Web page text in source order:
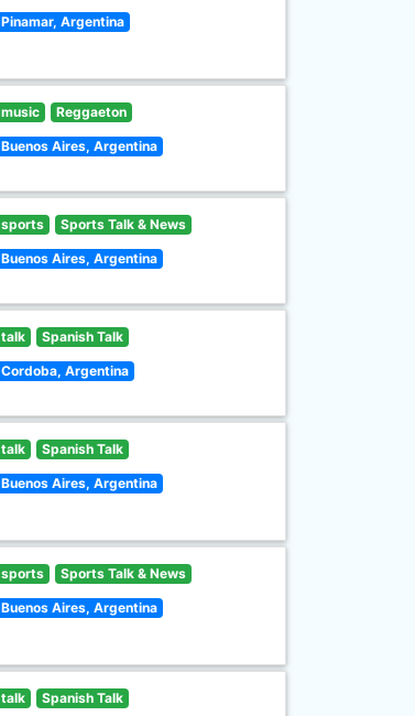
Pinamar, Argentina
music Reggaeton
Buenos Aires, Argentina
sports Sports Talk & News
Buenos Aires, Argentina
talk Spanish Talk
Cordoba, Argentina
talk Spanish Talk
Buenos Aires, Argentina
sports Sports Talk & News
Buenos Aires, Argentina
talk Spanish Talk